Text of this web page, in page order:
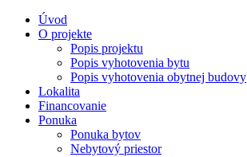
Úvod
O projekte
Popis projektu
Popis vyhotovenia bytu
Popis vyhotovenia obytnej budovy
Lokalita
Financovanie
Ponuka
Ponuka bytov
Nebytový priestor